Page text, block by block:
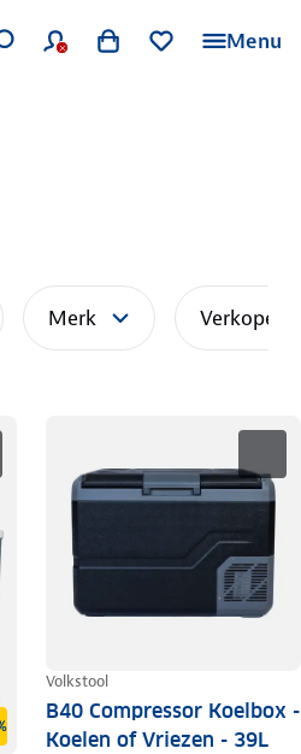
Menu
Merk Verkoper
Volkstool
B40 Compressor Koelbox -
Koelen of Vriezen - 39L